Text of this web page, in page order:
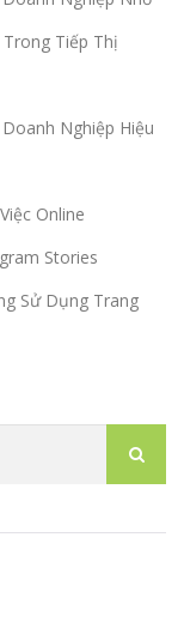
Tiếp Thị
Nghiệp Hiệu
Online
Stories
Sử Dụng Trang